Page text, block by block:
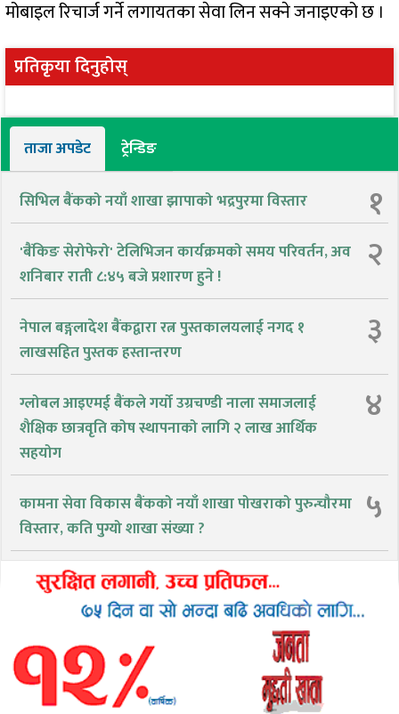
मोबाइल रिचार्ज गर्ने लगायतका सेवा लिन सक्ने जनाइएको छ ।
प्रतिकृया दिनुहोस्
ताजा अपडेट ट्रेन्डिङ
सिभिल बैंकको नयाँ शाखा झापाको भद्रपुरमा विस्तार १
'बैंकिङ सेरोफेरो' टेलिभिजन कार्यक्रमको समय परिवर्तन, अव
शनिबार राती ८:४५ बजे प्रशारण हुने !
२
नेपाल बङ्गलादेश बैंकद्वारा रत्न पुस्तकालयलाई नगद १
लाखसहित पुस्तक हस्तान्तरण
३
ग्लोबल आइएमई बैंकले गर्यो उग्रचण्डी नाला समाजलाई
शैक्षिक छात्रवृति कोष स्थापनाको लागि २ लाख आर्थिक
सहयोग
४
कामना सेवा विकास बैंकको नयाँ शाखा पोखराको पुरुन्चौरमा
विस्तार, कति पुग्यो शाखा संख्या ?
५